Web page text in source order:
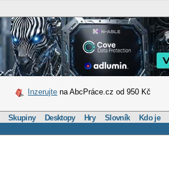
Inzerujte na AbcPráce.cz od 950 Kč
Skupiny Desktopy Hry Slovník Kdo je